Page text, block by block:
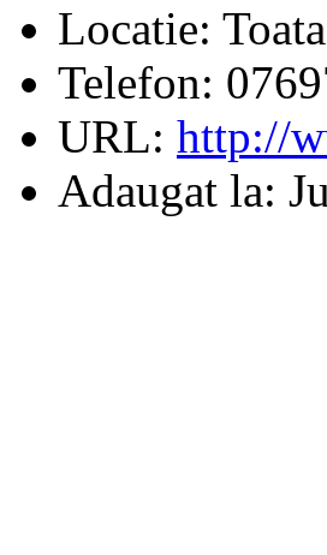
Locatie:
Telefon:
URL: http://
Adaugat la: